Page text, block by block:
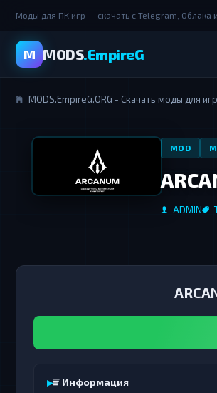
Моды для ПК игр — скачать с Telegram, Облака
M MODS.EmpireG
MODS.EmpireG.ORG - Скачать моды для
MOD
ADMIN
Информация